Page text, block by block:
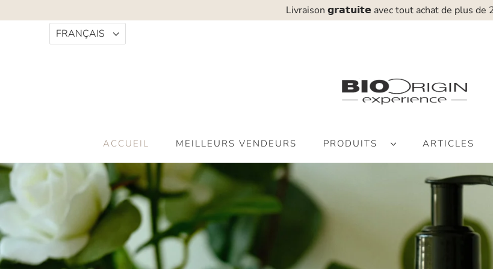
Livraison 𝗴𝗿𝗮𝘁𝘂𝗶𝘁𝗲 avec tout achat de plus de
FRANÇAIS
ACCUEIL MEILLEURS VENDEURS PRODUITS ARTICLES